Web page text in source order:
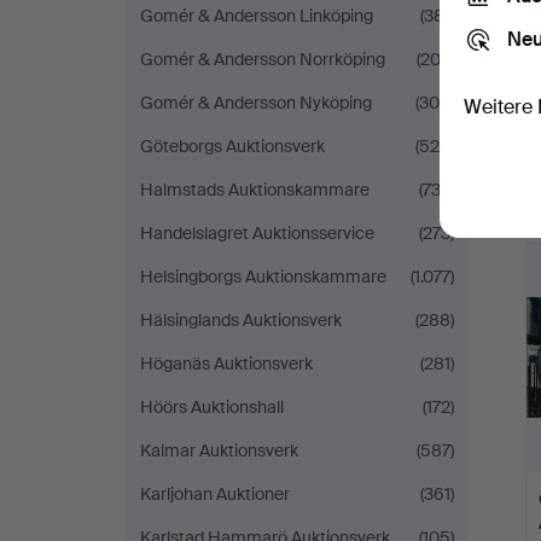
Gomér & Andersson Linköping
(381)
Gomér & Andersson Norrköping
(202)
Gomér & Andersson Nyköping
(308)
Göteborgs Auktionsverk
(529)
Halmstads Auktionskammare
(733)
Handelslagret Auktionsservice
(273)
Helsingborgs Auktionskammare
(1.077)
Hälsinglands Auktionsverk
(288)
Höganäs Auktionsverk
(281)
Höörs Auktionshall
(172)
Kalmar Auktionsverk
(587)
Karljohan Auktioner
(361)
Weitere